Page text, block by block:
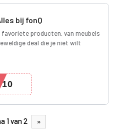
bij fonQ
favoriete producten, van meubels
deal die je niet wilt
1 van 2 »